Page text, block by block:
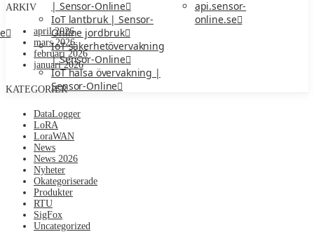
| Sensor-Online
IoT lantbruk | Sensor-
Online jordbruk
IoT säkerhetövervakning
| Sensor-Online
IoT hälsa övervakning |
Sensor-Online
api.sensor-
online.se
ARKIV
april 2026
mars 2026
februari 2026
januari 2026
KATEGORIER
DataLogger
LoRA
LoraWAN
News
News 2026
Nyheter
Okategoriserade
Produkter
RTU
SigFox
Uncategorized